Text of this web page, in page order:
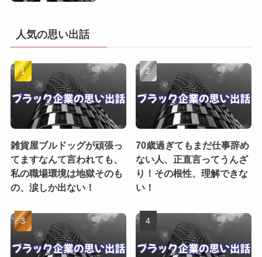
人気の思い出話
雑貨屋ブルドッグが頑張っ
てますなんて言われても、
私の職場環境は地獄そのも
の、涙しか出ない！
70歳過ぎてもまだ仕事辞め
ない人、正直言ってうんざ
り！その根性、理解できな
い！